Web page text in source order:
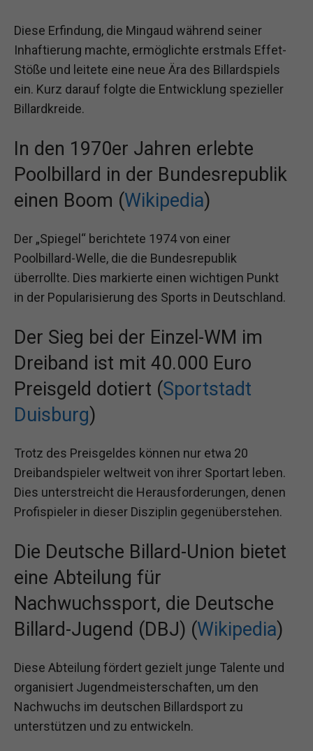
Diese Erfindung, die Mingaud während seiner
Inhaftierung machte, ermöglichte erstmals Effet-
Stöße und leitete eine neue Ära des Billardspiels
ein. Kurz darauf folgte die Entwicklung spezieller
Billardkreide.
In den 1970er Jahren erlebte
Poolbillard in der Bundesrepublik
einen Boom (Wikipedia)
Der „Spiegel“ berichtete 1974 von einer
Poolbillard-Welle, die die Bundesrepublik
überrollte. Dies markierte einen wichtigen Punkt
in der Popularisierung des Sports in Deutschland.
Der Sieg bei der Einzel-WM im
Dreiband ist mit 40.000 Euro
Preisgeld dotiert (Sportstadt
Duisburg)
Trotz des Preisgeldes können nur etwa 20
Dreibandspieler weltweit von ihrer Sportart leben.
Dies unterstreicht die Herausforderungen, denen
Profispieler in dieser Disziplin gegenüberstehen.
Die Deutsche Billard-Union bietet
eine Abteilung für
Nachwuchssport, die Deutsche
Billard-Jugend (DBJ) (Wikipedia)
Diese Abteilung fördert gezielt junge Talente und
organisiert Jugendmeisterschaften, um den
Nachwuchs im deutschen Billardsport zu
unterstützen und zu entwickeln.